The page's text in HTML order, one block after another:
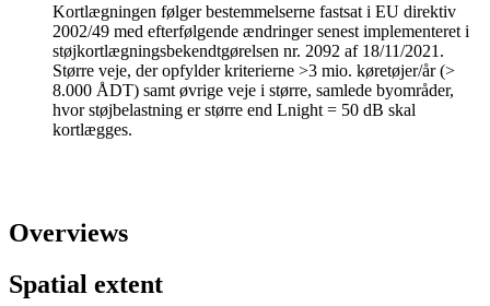
Kortlægningen følger bestemmelserne fastsat i EU direktiv
2002/49 med efterfølgende ændringer senest implementeret i
støjkortlægningsbekendtgørelsen nr. 2092 af 18/11/2021.
Større veje, der opfylder kriterierne >3 mio. køretøjer/år (>
8.000 ÅDT) samt øvrige veje i større, samlede byområder,
hvor støjbelastning er større end Lnight = 50 dB skal
kortlægges.
Overviews
Spatial extent